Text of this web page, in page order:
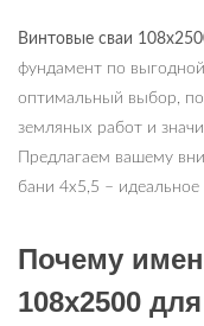
Винтовые сваи
фундамент по
оптимальный выбор,
земляных работ и
Предлагаем вашему
бани 4х5,5 –
Почему
108х2500